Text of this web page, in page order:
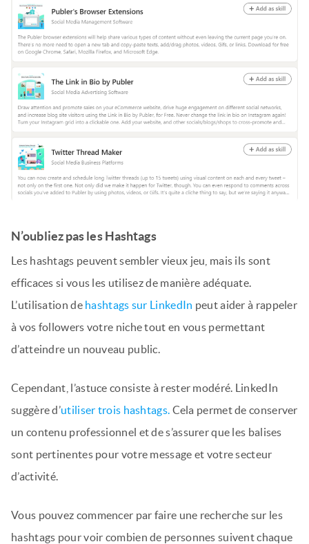
N’oubliez pas les Hashtags
Les hashtags peuvent sembler vieux jeu, mais ils sont
efficaces si vous les utilisez de manière adéquate.
L’utilisation de hashtags sur LinkedIn peut aider à rappeler
à vos followers votre niche tout en vous permettant
d’atteindre un nouveau public.
Cependant, l’astuce consiste à rester modéré. LinkedIn
suggère d’utiliser trois hashtags. Cela permet de conserver
un contenu professionnel et de s’assurer que les balises
sont pertinentes pour votre message et votre secteur
d’activité.
Vous pouvez commencer par faire une recherche sur les
hashtags pour voir combien de personnes suivent chaque